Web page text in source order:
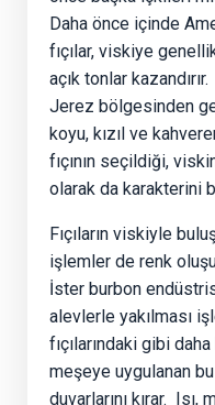
Daha önce içinde
fıçılar, viskiye
açık tonlar kazandırır.
Jerez bölgesinden
koyu, kızıl ve
fıçının seçildiği,
olarak da karakterini
Fıçıların viskiyle
işlemler de renk
İster burbon
alevlerle yakılması
fıçılarındaki gibi
meşeye uygulanan bu
duvarlarını kırar. Isı,